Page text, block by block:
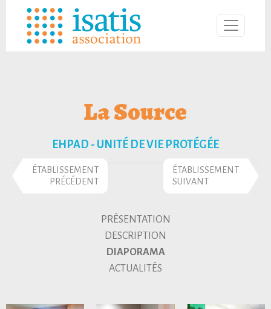
La Source
EHPAD - UNITÉ DE VIE PROTÉGÉE
ÉTABLISSEMENT
PRÉCÉDENT
ÉTABLISSEMENT
SUIVANT
PRÉSENTATION
DESCRIPTION
DIAPORAMA
ACTUALITÉS